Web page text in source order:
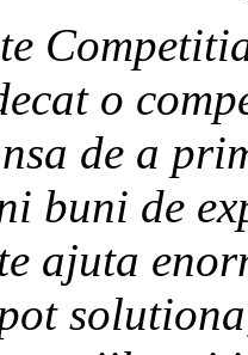
o
de a
buni de
ajuta